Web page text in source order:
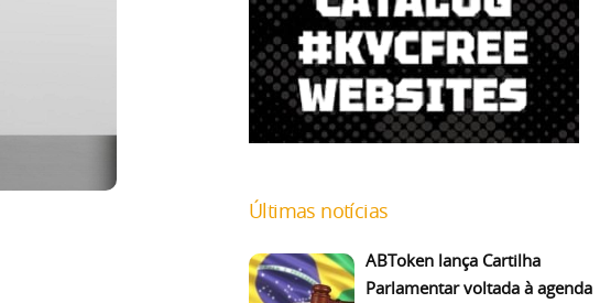
Últimas notícias
ABToken lança Cartilha
Parlamentar voltada à agenda